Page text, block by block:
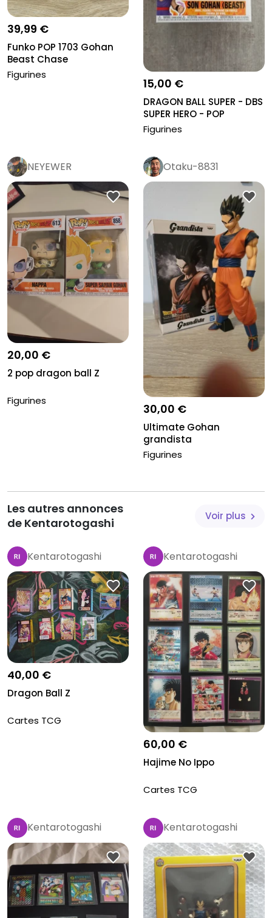
39,99 €
Funko POP 1703 Gohan
Beast Chase
Figurines
15,00 €
DRAGON BALL SUPER - DBS
SUPER HERO - POP
Animation...
Figurines
NEYEWER
20,00 €
2 pop dragon ball Z
Figurines
Otaku-8831
30,00 €
Ultimate Gohan
grandista
Figurines
Les autres annonces
de Kentarotogashi
Voir plus
Kentarotogashi
40,00 €
Dragon Ball Z
Cartes TCG
Kentarotogashi
60,00 €
Hajime No Ippo
Cartes TCG
Kentarotogashi Kentarotogashi